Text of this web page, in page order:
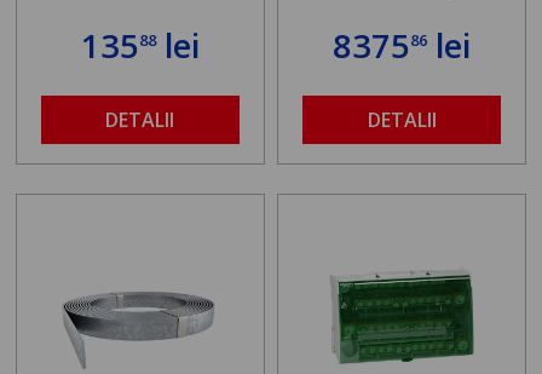
13588lei
DETALII
837586 lei
DETALII